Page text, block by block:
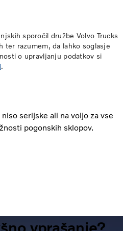
sporočil družbe Volvo Trucks
ter razumem, da lahko soglasje
o upravljanju podatkov si
.
serijske ali na voljo za vse
pogonskih sklopov.